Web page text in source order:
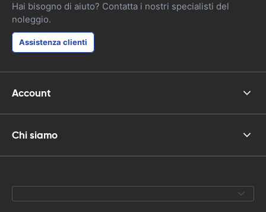
Hai bisogno di aiuto? Contatta i nostri specialisti del
noleggio.
Assistenza clienti
Account
Chi siamo